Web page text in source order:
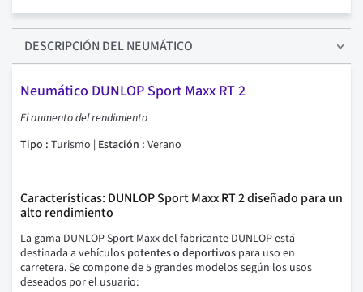
DESCRIPCIÓN DEL NEUMÁTICO
Neumático DUNLOP Sport Maxx RT 2
El aumento del rendimiento
Tipo : Turismo | Estación : Verano
Características: DUNLOP Sport Maxx RT 2 diseñado para un
alto rendimiento
La gama DUNLOP Sport Maxx del fabricante DUNLOP está
destinada a vehículos potentes o deportivos para uso en
carretera.Se compone de 5 grandes modelos según los usos
deseados por el usuario: